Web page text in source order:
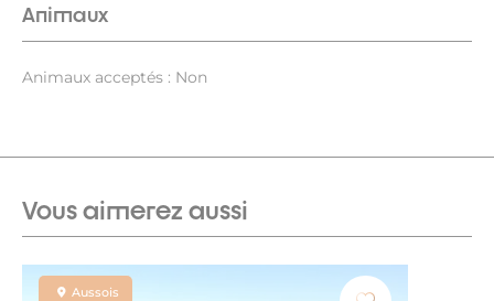
Animaux
Animaux acceptés : Non
Vous aimerez aussi
Aussois